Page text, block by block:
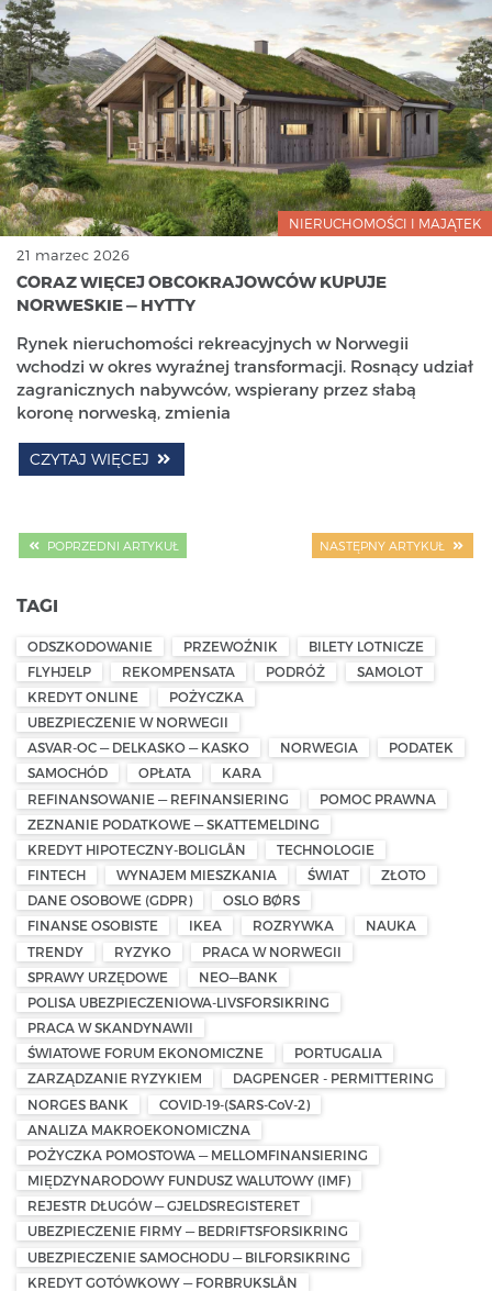
NIERUCHOMOŚCI I MAJĄTEK
21 marzec 2026
CORAZ WIĘCEJ OBCOKRAJOWCÓW KUPUJE
NORWESKIE — HYTTY
Rynek nieruchomości rekreacyjnych w Norwegii
wchodzi w okres wyraźnej transformacji. Rosnący udział
zagranicznych nabywców, wspierany przez słabą
koronę norweską, zmienia
CZYTAJ WIĘCEJ
POPRZEDNI ARTYKUŁ NASTĘPNY ARTYKUŁ
TAGI
ODSZKODOWANIE PRZEWOŹNIK
BILETY LOTNICZE
FLYHJELP
REKOMPENSATA PODRÓŻ
SAMOLOT
KREDYT ONLINE
POŻYCZKA
UBEZPIECZENIE W NORWEGII
ASVAR-OC — DELKASKO — KASKO
NORWEGIA
PODATEK
SAMOCHÓD
OPŁATA
KARA
REFINANSOWANIE — REFINANSIERING
POMOC PRAWNA
ZEZNANIE PODATKOWE — SKATTEMELDING
KREDYT HIPOTECZNY-BOLIGLÅN
TECHNOLOGIE
FINTECH
WYNAJEM MIESZKANIA ŚWIAT
ZŁOTO
DANE OSOBOWE (GDPR)
OSLO BØRS
FINANSE OSOBISTE
IKEA ROZRYWKA
NAUKA
TRENDY
RYZYKO
PRACA W NORWEGII
SPRAWY URZĘDOWE
NEO—BANK
POLISA UBEZPIECZENIOWA-LIVSFORSIKRING
PRACA W SKANDYNAWII
ŚWIATOWE FORUM EKONOMICZNE
PORTUGALIA
ZARZĄDZANIE RYZYKIEM
DAGPENGER - PERMITTERING
NORGES BANK
COVID-19-(SARS-CoV-2)
ANALIZA MAKROEKONOMICZNA
POŻYCZKA POMOSTOWA — MELLOMFINANSIERING
MIĘDZYNARODOWY FUNDUSZ WALUTOWY (IMF)
REJESTR DŁUGÓW — GJELDSREGISTERET
UBEZPIECZENIE FIRMY — BEDRIFTSFORSIKRING
UBEZPIECZENIE SAMOCHODU — BILFORSIKRING
KREDYT GOTÓWKOWY — FORBRUKSLÅN